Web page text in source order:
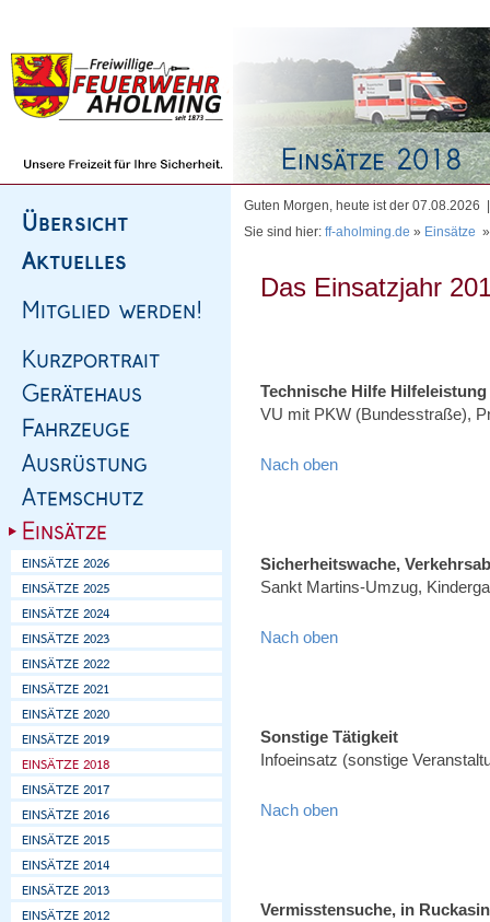
Guten Morgen, heute ist der
Sie sind hier: ff-aholming.de » Einsätze
Das Einsatzjahr
Technische Hilfe Hilfeleistung
VU mit PKW (Bundesstraße),
Nach oben
Sicherheitswache,
Sankt Martins-Umzug,
Nach oben
Sonstige Tätigkeit
Infoeinsatz (sonstige
Nach oben
Vermisstensuche, in